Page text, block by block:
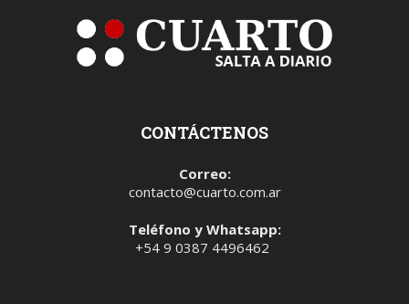
CONTÁCTENOS
Correo:
contacto@cuarto.com.ar
Teléfono y Whatsapp:
+54 9 0387 4496462